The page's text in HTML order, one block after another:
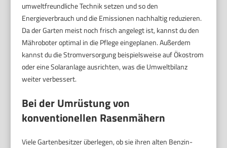
umweltfreundliche Technik setzen und so den
Energieverbrauch und die Emissionen nachhaltig reduzieren.
Da der Garten meist noch frisch angelegt ist, kannst du den
Mähroboter optimal in die Pflege eingeplanen. Außerdem
kannst du die Stromversorgung beispielsweise auf Ökostrom
oder eine Solaranlage ausrichten, was die Umweltbilanz
weiter verbessert.
Bei der Umrüstung von
konventionellen Rasenmähern
Viele Gartenbesitzer überlegen, ob sie ihren alten Benzin-